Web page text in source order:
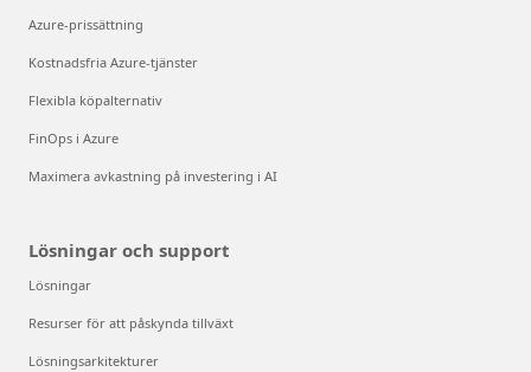
Azure-prissättning
Kostnadsfria Azure-tjänster
Flexibla köpalternativ
FinOps i Azure
Maximera avkastning på investering i AI
Lösningar och support
Lösningar
Resurser för att påskynda tillväxt
Lösningsarkitekturer